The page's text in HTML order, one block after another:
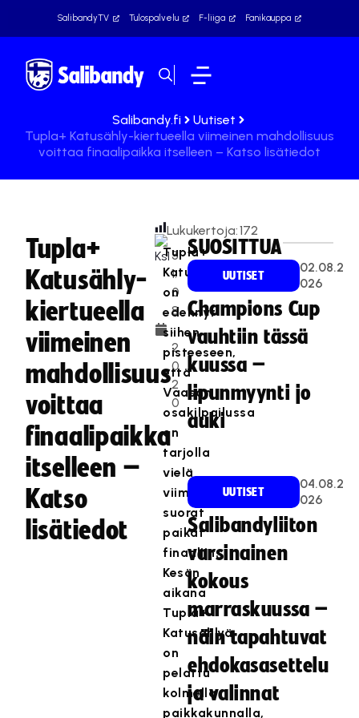
SalibandyTV Tulospalvelu F-liiga Fanikauppa
Salibandy.fi
Uutiset
Tupla+ Katusähly-kiertueella viimeinen mahdollisuus
voittaa finaalipaikka itselleen – Katso lisätiedot
Tupla+
Katusähly-
kiertueella
viimeinen
mahdollisuus
voittaa
finaalipaikka
itselleen –
Katso
lisätiedot
3
1.
0
8
.
2
0
2
0
Lukukertoja:172
Tupla+
Katusähly
on
edennyt
siihen
pisteeseen,
että
Vaasan
osakilpailussa
on
tarjolla
vielä
viimeiset
suorat
paikat
finaaliin.
Kesän
aikana
Tupla+
Katusählyä
on
pelattu
kolmella
paikkakunnalla,
SUOSITTUA
UUTISET
02.08.2
026
Champions Cup
vauhtiin tässä
kuussa –
lipunmyynti jo
auki
UUTISET
04.08.2
026
Salibandyliiton
varsinainen
kokous
marraskuussa –
näin tapahtuvat
ehdokasasettelu
ja valinnat